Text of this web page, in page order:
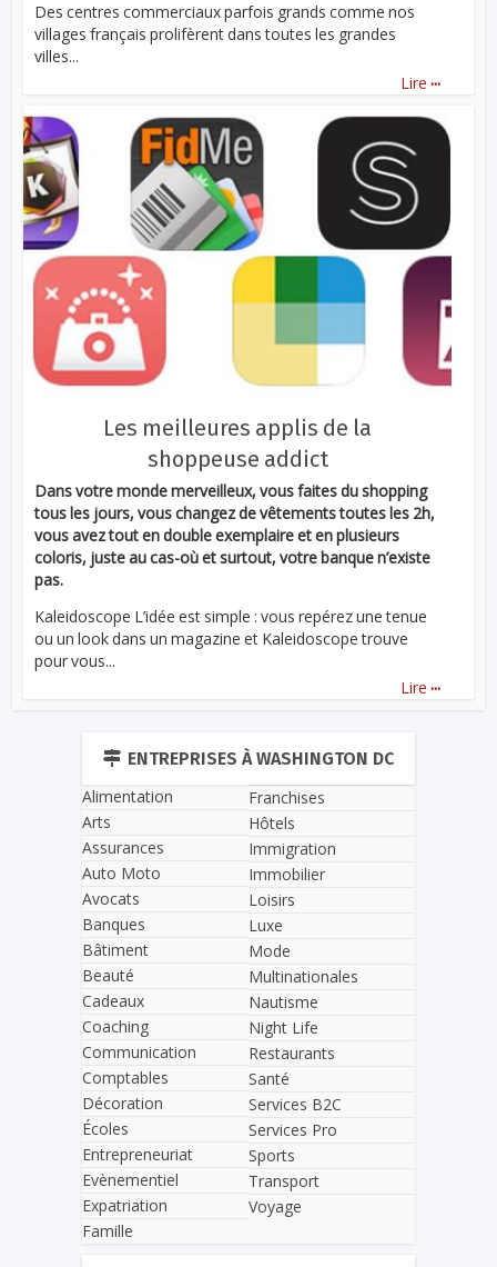
Des centres commerciaux parfois grands comme nos
villages français prolifèrent dans toutes les grandes
villes...
Lire ...
Les meilleures applis de la
shoppeuse addict
Dans votre monde merveilleux, vous faites du shopping
tous les jours, vous changez de vêtements toutes les 2h,
vous avez tout en double exemplaire et en plusieurs
coloris, juste au cas-où et surtout, votre banque n’existe
pas.
Kaleidoscope L’idée est simple : vous repérez une tenue
ou un look dans un magazine et Kaleidoscope trouve
pour vous...
Lire ...
ENTREPRISES À WASHINGTON DC
Alimentation
Arts
Assurances
Auto Moto
Avocats
Banques
Bâtiment
Beauté
Cadeaux
Coaching
Communication
Comptables
Décoration
Écoles
Entrepreneuriat
Evènementiel
Expatriation
Famille
Franchises
Hôtels
Immigration
Immobilier
Loisirs
Luxe
Mode
Multinationales
Nautisme
Night Life
Restaurants
Santé
Services B2C
Services Pro
Sports
Transport
Voyage